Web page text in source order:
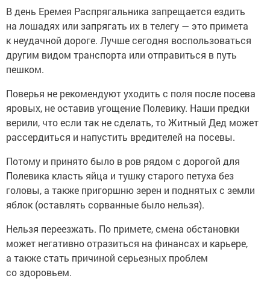
В день Еремея Распрягальника запрещается ездить
на лошадях или запрягать их в телегу — это примета
к неудачной дороге. Лучше сегодня воспользоваться
другим видом транспорта или отправиться в путь
пешком.
Поверья не рекомендуют уходить с поля после посева
яровых, не оставив угощение Полевику. Наши предки
верили, что если так не сделать, то Житный Дед может
рассердиться и напустить вредителей на посевы.
Потому и принято было в ров рядом с дорогой для
Полевика класть яйца и тушку старого петуха без
головы, а также пригоршню зерен и поднятых с земли
яблок (оставлять сорванные было нельзя).
Нельзя переезжать. По примете, смена обстановки
может негативно отразиться на финансах и карьере,
а также стать причиной серьезных проблем
со здоровьем.